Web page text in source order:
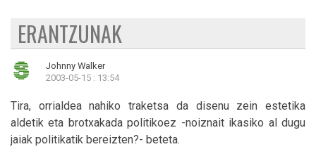
ERANTZUNAK
Johnny Walker
2003-05-15 : 13:54
Tira, orrialdea nahiko traketsa da disenu zein estetika
aldetik eta brotxakada politikoez -noiznait ikasiko al dugu
jaiak politikatik bereizten?- beteta.